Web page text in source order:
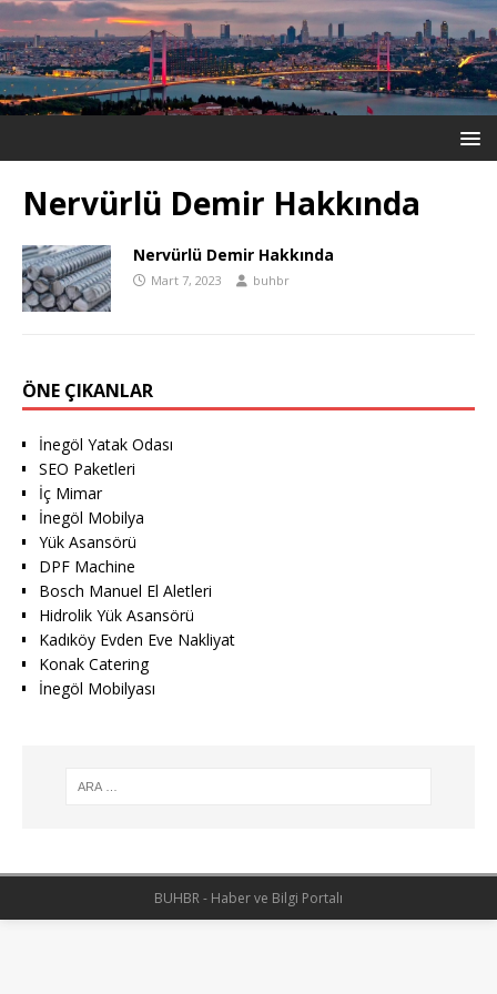
Nervürlü Demir Hakkında
Nervürlü Demir Hakkında
Mart 7, 2023 buhbr
ÖNE ÇIKANLAR
İnegöl Yatak Odası
SEO Paketleri
İç Mimar
İnegöl Mobilya
Yük Asansörü
DPF Machine
Bosch Manuel El Aletleri
Hidrolik Yük Asansörü
Kadıköy Evden Eve Nakliyat
Konak Catering
İnegöl Mobilyası
BUHBR - Haber ve Bilgi Portalı